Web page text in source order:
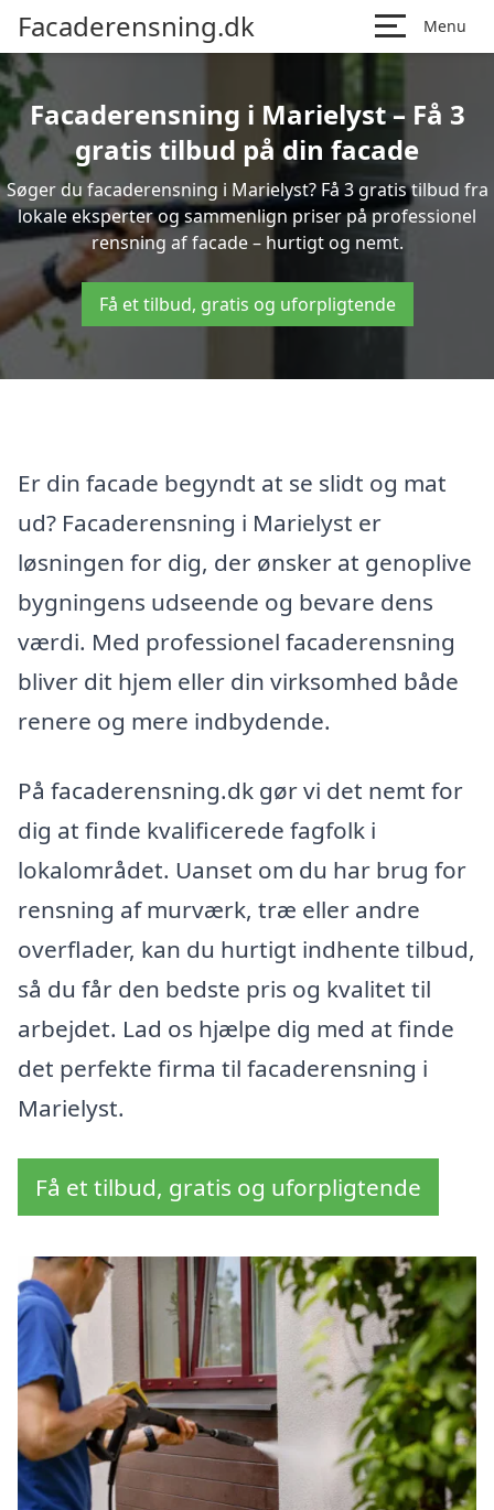
Facaderensning.dk Menu
Facaderensning i Marielyst – Få 3
gratis tilbud på din facade
Søger du facaderensning i Marielyst? Få 3 gratis tilbud fra
lokale eksperter og sammenlign priser på professionel
rensning af facade – hurtigt og nemt.
Få et tilbud, gratis og uforpligtende
Er din facade begyndt at se slidt og mat
ud? Facaderensning i Marielyst er
løsningen for dig, der ønsker at genoplive
bygningens udseende og bevare dens
værdi. Med professionel facaderensning
bliver dit hjem eller din virksomhed både
renere og mere indbydende.
På facaderensning.dk gør vi det nemt for
dig at finde kvalificerede fagfolk i
lokalområdet. Uanset om du har brug for
rensning af murværk, træ eller andre
overflader, kan du hurtigt indhente tilbud,
så du får den bedste pris og kvalitet til
arbejdet. Lad os hjælpe dig med at finde
det perfekte firma til facaderensning i
Marielyst.
Få et tilbud, gratis og uforpligtende